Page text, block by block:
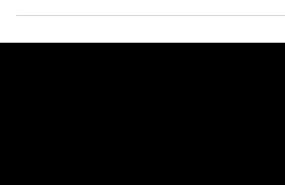
Berufen und Gehältern beider Bereiche
im Vergleich.